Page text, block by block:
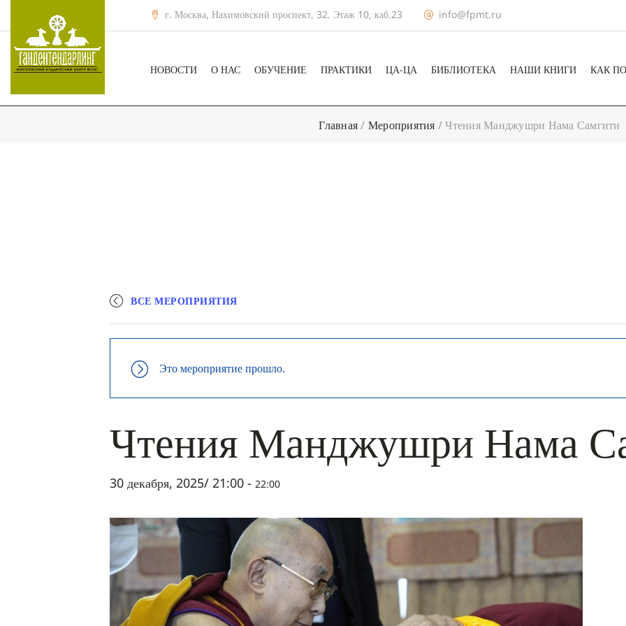
г. Москва, Нахимовский проспект, 32. Этаж 10, каб.23 info@fpmt.ru
НОВОСТИ О НАС ОБУЧЕНИЕ ПРАКТИКИ ЦА-ЦА БИБЛИОТЕКА НАШИ КНИГИ КАК
Главная/ Мероприятия /Чтения Манджушри Нама Самгити
ВСЕ МЕРОПРИЯТИЯ
Это мероприятие прошло.
Чтения Манджушри Нама
30 декабря, 2025/ 21:00 - 22:00